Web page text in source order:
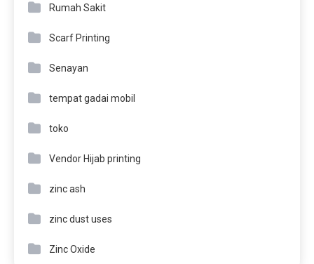
Rumah Sakit
Scarf Printing
Senayan
tempat gadai mobil
toko
Vendor Hijab printing
zinc ash
zinc dust uses
Zinc Oxide